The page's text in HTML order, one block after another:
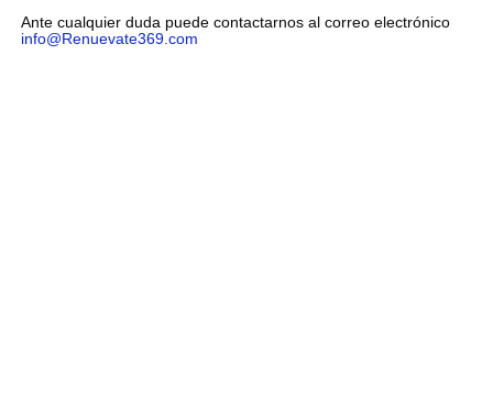
Ante cualquier duda puede contactarnos al correo electrónico
info@Renuevate369.com